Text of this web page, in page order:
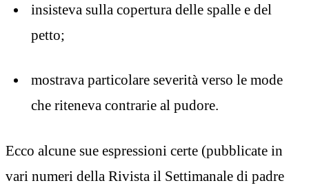
insisteva sulla copertura delle spalle e del
petto;
mostrava particolare severità verso le mode
che riteneva contrarie al pudore.
Ecco alcune sue espressioni certe (pubblicate in
vari numeri della Rivista il Settimanale di padre